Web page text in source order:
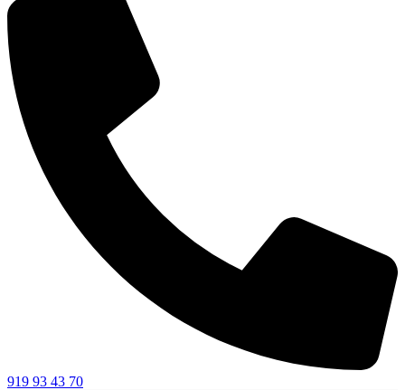
919 93 43 70